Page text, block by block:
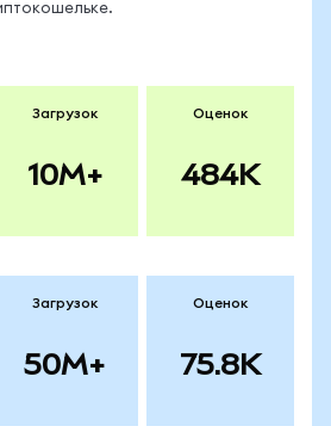
Загрузок
10M+
Оценок
484K
Загрузок
50M+
Оценок
75.8K